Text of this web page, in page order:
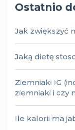
Ostatnio
Jak zwiększyć
Jaką dietę
Ziemniaki IG
ziemniaki i czy
Ile kalorii ma